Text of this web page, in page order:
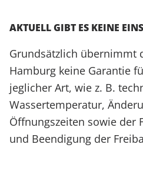
AKTUELL GIBT ES KEINE
Grundsätzlich übernimmt
Hamburg keine Garantie
jeglicher Art, wie z. B.
Wassertemperatur,
Öffnungszeiten sowie der
und Beendigung der